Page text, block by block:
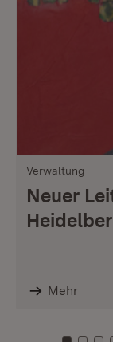
Verwaltung
Neuer
Mehr